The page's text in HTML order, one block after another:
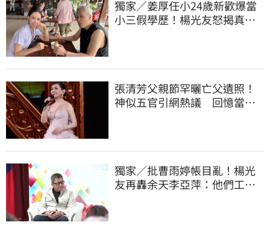
獨家／姜厚任小24歲新歡爆當
小三假學歷！楊光友怒揭真實
張清芳父親節罕曬亡父遺照！
神似五官引網熱議 回憶當年
獨家／批曹雨婷帳目亂！楊光
友再轟余天李亞萍：他們工會